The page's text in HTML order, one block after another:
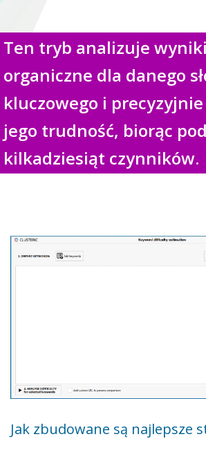
Ten tryb analizuje wyniki
organiczne dla danego
kluczowego i
jego trudność, biorąc
kilkadziesiąt czynników.
Jak zbudowane są najlepsze